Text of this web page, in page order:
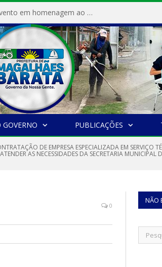
Prefeitura de Magalhães Barata realiza evento em homenagem ao Dia Internacional da Mulher
GOVERNO PUBLICAÇÕES
DE EMPRESA ESPECIALIZADA EM SERVIÇO
AS NECESSIDADES DA SECRETARIA MUNICIPAL
0
NÃO